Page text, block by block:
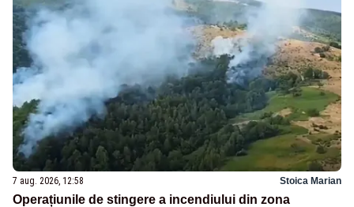
7 aug. 2026, 12:58 Stoica Marian
Operațiunile de stingere a incendiului din zona